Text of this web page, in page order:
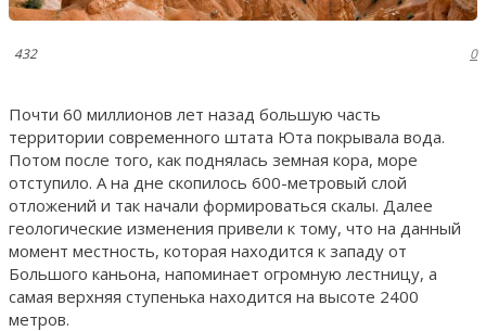
432 0
Почти 60 миллионов лет назад большую часть
территории современного штата Юта покрывала вода.
Потом после того, как поднялась земная кора, море
отступило. А на дне скопилось 600-метровый слой
отложений и так начали формироваться скалы. Далее
геологические изменения привели к тому, что на данный
момент местность, которая находится к западу от
Большого каньона, напоминает огромную лестницу, а
самая верхняя ступенька находится на высоте 2400
метров.